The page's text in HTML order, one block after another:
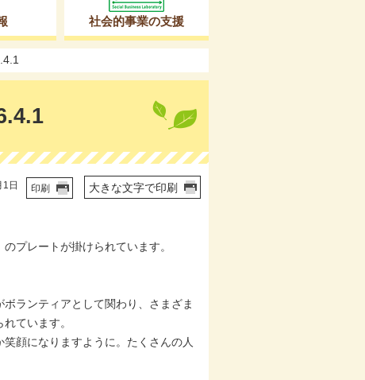
社会的事業の支援
日 印刷 大きな文字で印刷
プレートが掛けられています。
ランティアとして関わり、さまざま
ています。
顔になりますように。たくさんの人